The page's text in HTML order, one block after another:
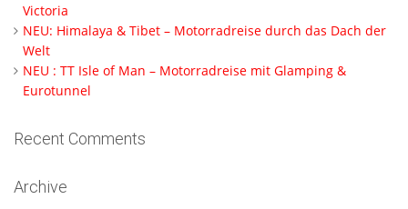
Victoria
NEU: Himalaya & Tibet – Motorradreise durch das Dach der
Welt
NEU : TT Isle of Man – Motorradreise mit Glamping &
Eurotunnel
Recent Comments
Archive